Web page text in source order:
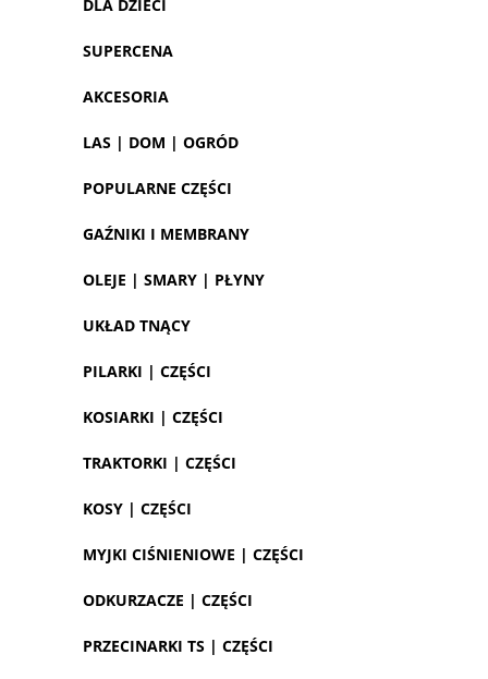
DLA DZIECI
SUPERCENA
AKCESORIA
LAS | DOM | OGRÓD
POPULARNE CZĘŚCI
GAŹNIKI I MEMBRANY
OLEJE | SMARY | PŁYNY
UKŁAD TNĄCY
PILARKI | CZĘŚCI
KOSIARKI | CZĘŚCI
TRAKTORKI | CZĘŚCI
KOSY | CZĘŚCI
MYJKI CIŚNIENIOWE | CZĘŚCI
ODKURZACZE | CZĘŚCI
PRZECINARKI TS | CZĘŚCI